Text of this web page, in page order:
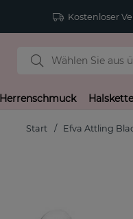
Kostenloser
Herrenschmuck
Start Efva Attling